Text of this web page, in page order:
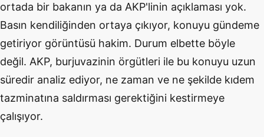
ortada bir bakanın ya da AKP'linin açıklaması yok.
Basın kendiliğinden ortaya çıkıyor, konuyu gündeme
getiriyor görüntüsü hakim. Durum elbette böyle
değil. AKP, burjuvazinin örgütleri ile bu konuyu uzun
süredir analiz ediyor, ne zaman ve ne şekilde kıdem
tazminatına saldırması gerektiğini kestirmeye
çalışıyor.